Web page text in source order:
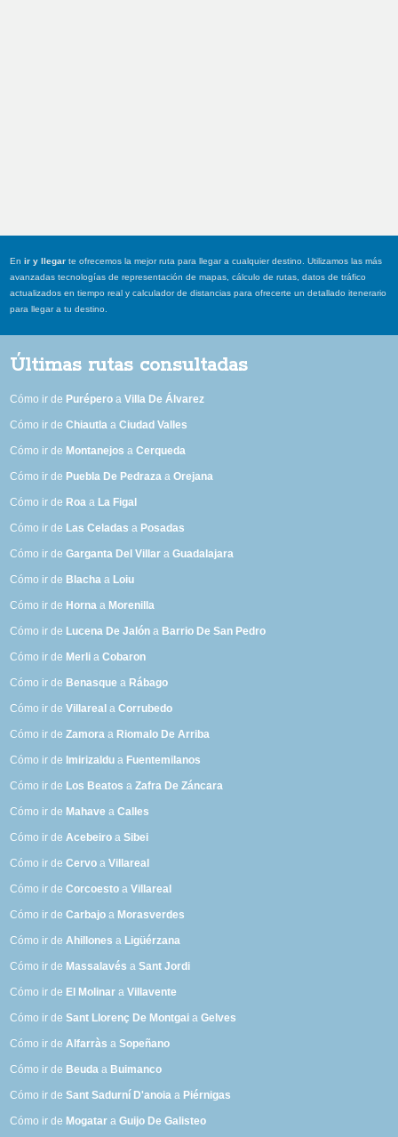
Enir y llegar te ofrecemos la mejor ruta para llegar a cualquier destino. Utilizamos las más
avanzadas tecnologías de representación de mapas, cálculo de rutas, datos de tráfico
actualizados en tiempo real y calculador de distancias para ofrecerte un detallado itenerario
para llegar a tu destino.
Últimas rutas consultadas
Cómo ir de Purépero aVilla De Álvarez
Cómo ir deChiautla aCiudad Valles
Cómo ir de Montanejos aCerqueda
Cómo ir de Puebla De Pedraza aOrejana
Cómo ir de Roa a La Figal
Cómo ir de Las Celadas a Posadas
Cómo ir deGarganta Del Villar aGuadalajara
Cómo ir de Blacha a Loiu
Cómo ir de Horna a Morenilla
Cómo ir de Lucena De Jalón a Barrio De San Pedro
Cómo ir de Merli aCobaron
Cómo ir de Benasque a Rábago
Cómo ir deVillareal aCorrubedo
Cómo ir deZamora a Riomalo De Arriba
Cómo ir de Imirizaldu a Fuentemilanos
Cómo ir de Los Beatos aZafra De Záncara
Cómo ir de Mahave aCalles
Cómo ir deAcebeiro aSibei
Cómo ir deCervo aVillareal
Cómo ir deCorcoesto aVillareal
Cómo ir deCarbajo a Morasverdes
Cómo ir deAhillones a Ligüérzana
Cómo ir de Massalavés aSant Jordi
Cómo ir de El Molinar aVillavente
Cómo ir deSant Llorenç De Montgai aGelves
Cómo ir deAlfarràs aSopeñano
Cómo ir de Beuda a Buimanco
Cómo ir deSant Sadurní D'anoia a Piérnigas
Cómo ir de Mogatar aGuijo De Galisteo